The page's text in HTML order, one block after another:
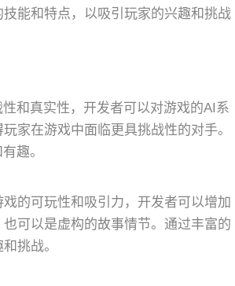
能和特点，以吸引玩家的兴趣和挑战
和真实性，开发者可以对游戏的AI系
家在游戏中面临更具挑战性的对手。
趣。
的可玩性和吸引力，开发者可以增加
可以是虚构的故事情节。通过丰富的
挑战。